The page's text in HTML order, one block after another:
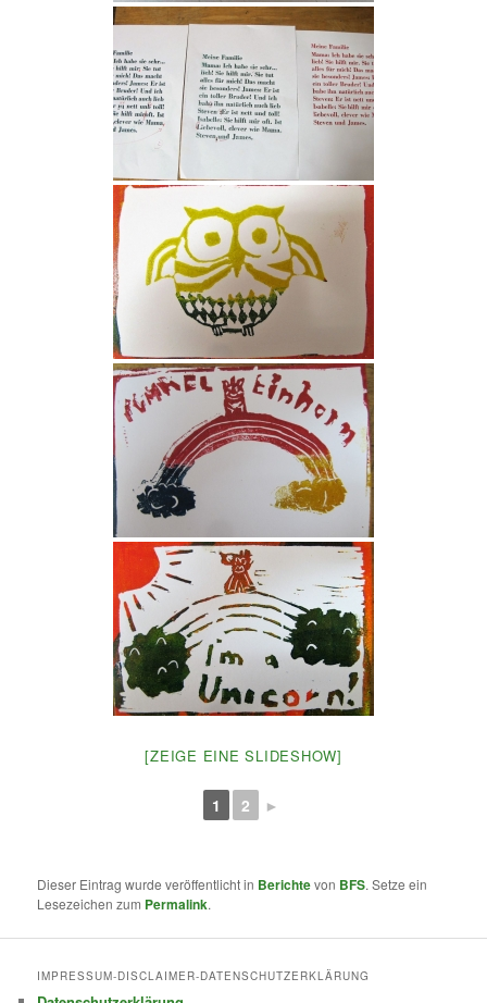
[ZEIGE EINE SLIDESHOW]
1 2 ►
Dieser Eintrag wurde veröffentlicht in Berichtevon BFS. Setze ein
Lesezeichen zum Permalink.
IMPRESSUM-DISCLAIMER-DATENSCHUTZERKLÄRUNG